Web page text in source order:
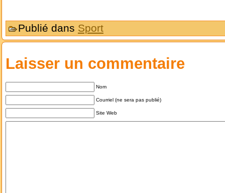
Publié dans Sport
Laisser un commentaire
Nom
Courriel (ne sera pas publié)
Site Web